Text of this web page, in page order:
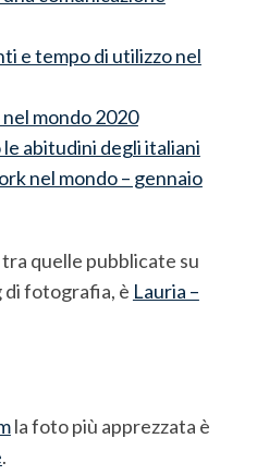
e tempo di utilizzo nel
nel mondo 2020
abitudini degli italiani
nel mondo – gennaio
quelle pubblicate su
di fotografia, è Lauria –
la foto più apprezzata è
.